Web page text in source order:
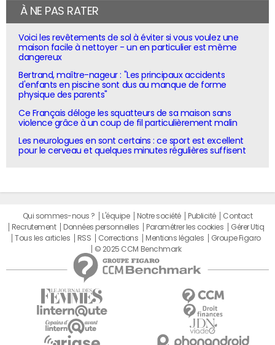
À NE PAS RATER
Voici les revêtements de sol à éviter si vous voulez une
maison facile à nettoyer - un en particulier est même
dangereux
Bertrand, maître-nageur : "Les principaux accidents
d'enfants en piscine sont dus au manque de forme
physique des parents"
Ce Français déloge les squatteurs de sa maison sans
violence grâce à un coup de fil particulièrement malin
Les neurologues en sont certains : ce sport est excellent
pour le cerveau et quelques minutes régulières suffisent
Qui sommes-nous ? L'équipe Notre société Publicité
Contact
Recrutement
Données personnelles Paramétrer les cookies
Gérer Utiq
Tous les articles
RSS Corrections Mentions légales
Groupe Figaro
© 2025 CCM Benchmark